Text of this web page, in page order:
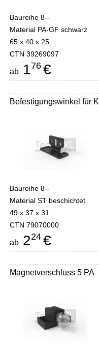
Baureihe 8--
Material PA-GF schwarz
65 x 40 x 25
CTN 39269097
ab 176 €
Befestigungswinkel für
Baureihe 8--
Material ST beschichtet
49 x 37 x 31
CTN 79070000
ab 224 €
Magnetverschluss 5 PA